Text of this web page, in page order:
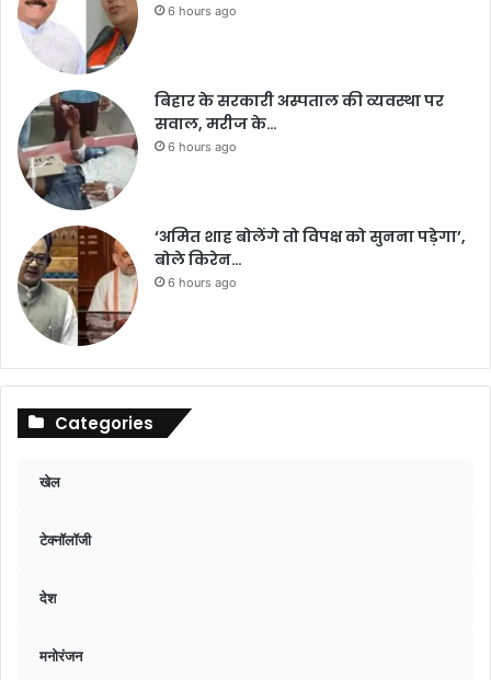
6 hours ago
बिहार के सरकारी अस्पताल की व्यवस्था पर
सवाल, मरीज के…
6 hours ago
‘अमित शाह बोलेंगे तो विपक्ष को सुनना पड़ेगा’,
बोले किरेन…
6 hours ago
Categories
खेल
टेक्नॉलॉजी
देश
मनोरंजन